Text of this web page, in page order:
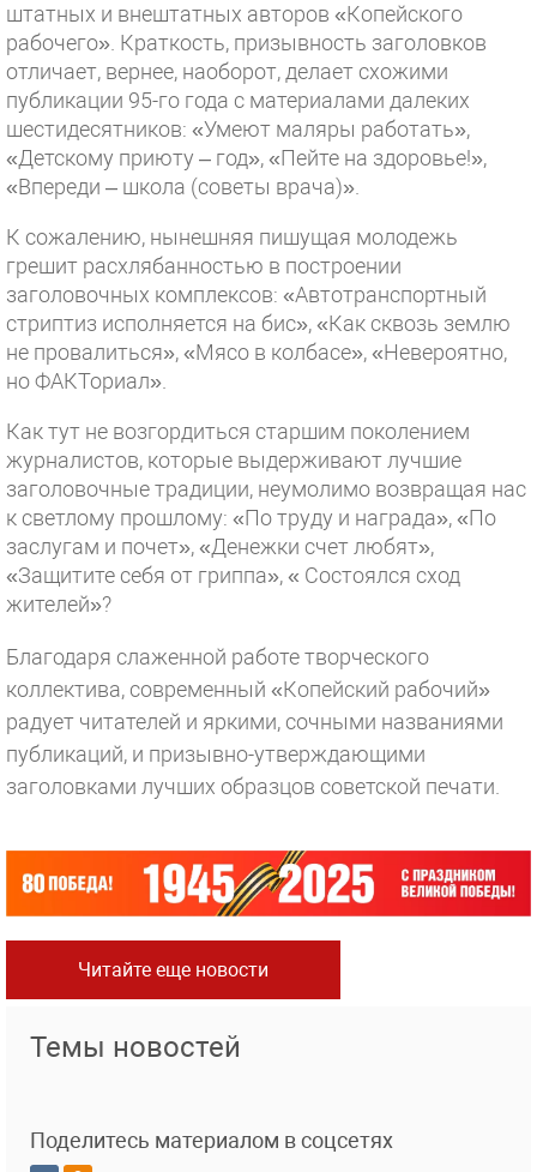
штатных и внештатных авторов «Копейского
рабочего». Краткость, призывность заголовков
отличает, вернее, наоборот, делает схожими
публикации 95-го года с материалами далеких
шестидесятников: «Умеют маляры работать»,
«Детскому приюту – год», «Пейте на здоровье!»,
«Впереди – школа (советы врача)».
К сожалению, нынешняя пишущая молодежь
грешит расхлябанностью в построении
заголовочных комплексов: «Автотранспортный
стриптиз исполняется на бис», «Как сквозь землю
не провалиться», «Мясо в колбасе», «Невероятно,
но ФАКТориал».
Как тут не возгордиться старшим поколением
журналистов, которые выдерживают лучшие
заголовочные традиции, неумолимо возвращая нас
к светлому прошлому: «По труду и награда», «По
заслугам и почет», «Денежки счет любят»,
«Защитите себя от гриппа», « Состоялся сход
жителей»?
Благодаря слаженной работе творческого
коллектива, современный «Копейский рабочий»
радует читателей и яркими, сочными названиями
публикаций, и призывно-утверждающими
заголовками лучших образцов советской печати.
Читайте еще новости
Темы новостей
Поделитесь материалом в соцсетях